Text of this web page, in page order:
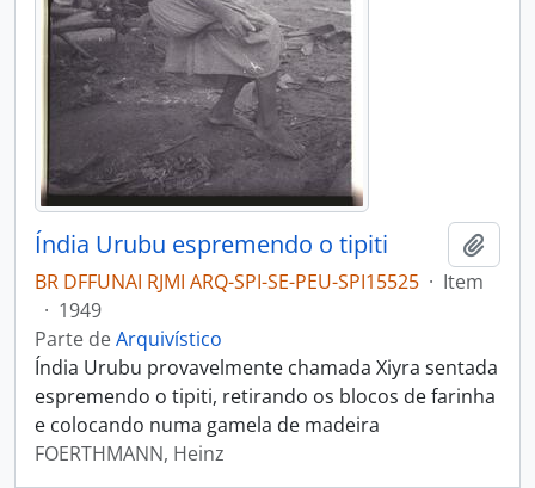
Índia Urubu espremendo o tipiti
BR DFFUNAI RJMI ARQ-SPI-SE-PEU-SPI15525 · Item
· 1949
Parte deArquivístico
Índia Urubu provavelmente chamada Xiyra sentada
espremendo o tipiti, retirando os blocos de farinha
e colocando numa gamela de madeira
FOERTHMANN, Heinz